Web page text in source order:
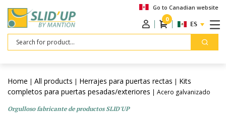
Go to Canadian website
0
ESPAÑOL
Search
Home | All products | Herrajes para puertas rectas | Kits
completos para puertas pesadas/exteriores | Acero galvanizado
Orgulloso fabricante de productos SLID'UP